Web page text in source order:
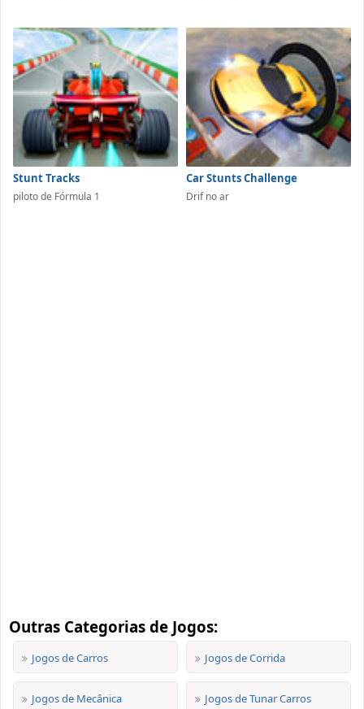
Stunt Tracks
piloto de Fórmula 1
Car Stunts Challenge
Drif no ar
Outras Categorias de Jogos:
Jogos de Carros Jogos de Corrida
Jogos de Mecânica Jogos de Tunar Carros